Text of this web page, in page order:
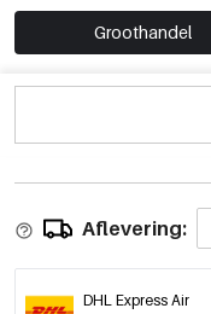
Groothandel
Aflevering:
DHL Express Air